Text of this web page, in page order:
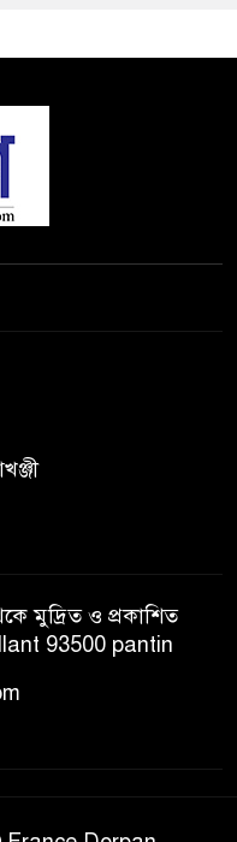
মুদ্রিত ও প্রকাশিত
93500 pantin